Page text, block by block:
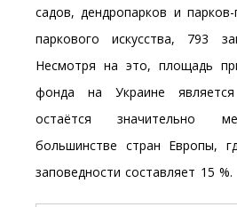
садов, дендропарков и
паркового искусства, 793
Несмотря на это, площадь
фонда на Украине
остаётся значительно
большинстве стран Европы,
заповедности составляет 15 %.